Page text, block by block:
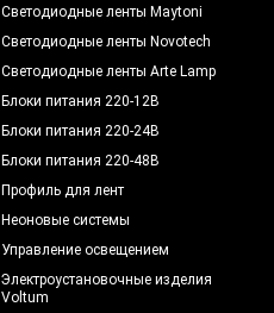
Светодиодные ленты Maytoni
Светодиодные ленты Novotech
Светодиодные ленты Arte Lamp
Блоки питания 220-12В
Блоки питания 220-24В
Блоки питания 220-48В
Профиль для лент
Неоновые системы
Управление освещением
Электроустановочные изделия
Voltum